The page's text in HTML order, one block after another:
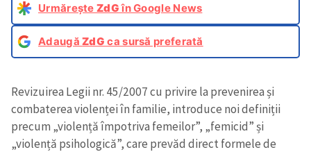
Urmărește ZdGîn Google News
AdaugăZdG ca sursă preferată
Revizuirea Legii nr. 45/2007 cu privire la prevenirea și
combaterea violenței în familie, introduce noi definiții
precum „violență împotriva femeilor”, „femicid” și
„violență psihologică”, care prevăd direct formele de